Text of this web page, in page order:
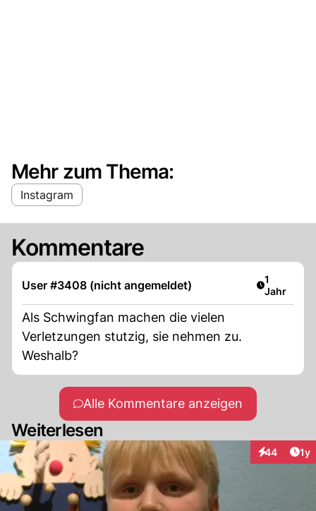
Mehr zum Thema:
Instagram
Kommentare
User #3408 (nicht angemeldet) Artikel
1
Jahr
Als Schwingfan machen die vielen
Verletzungen stutzig, sie nehmen zu.
Weshalb?
Alle Kommentare anzeigen
Weiterlesen
44 1y